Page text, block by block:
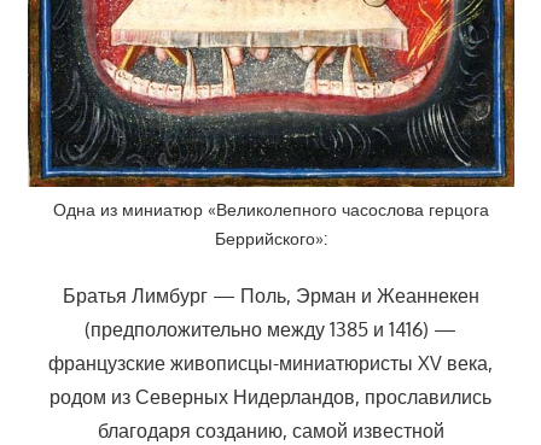
Одна из миниатюр «Великолепного часослова герцога
Беррийского»:
Братья Лимбург — Поль, Эрман и Жеаннекен
(предположительно между 1385 и 1416) —
французские живописцы-миниатюристы XV века,
родом из Северных Нидерландов, прославились
благодаря созданию, самой известной